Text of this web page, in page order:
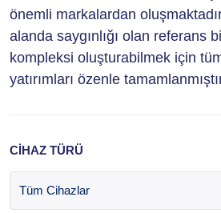
önemli markalardan
alanda saygınlığı olan referans
kompleksi oluşturabilmek için
yatırımları özenle
CİHAZ TÜRÜ
Tüm Cihazlar